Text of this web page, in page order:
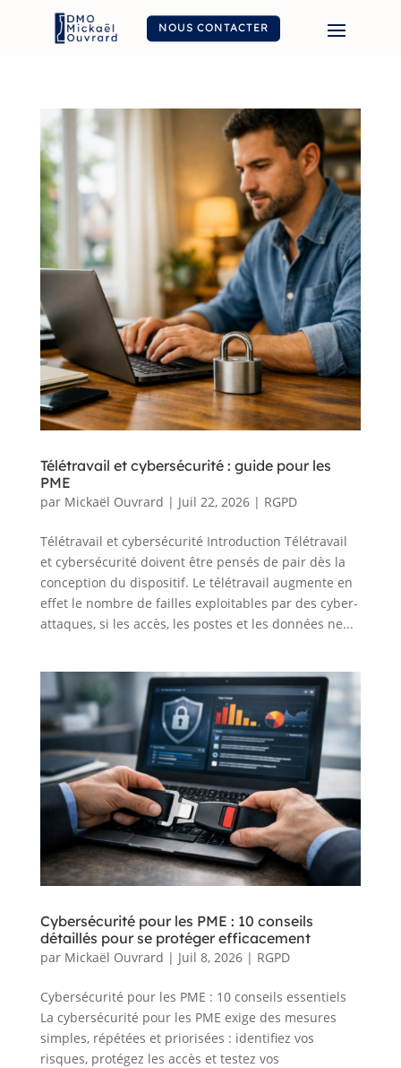
NOUS CONTACTER
Télétravail et cybersécurité : guide pour les
PME
par Mickaël Ouvrard | Juil 22, 2026| RGPD
Télétravail et cybersécurité Introduction Télétravail
et cybersécurité doivent être pensés de pair dès la
conception du dispositif. Le télétravail augmente en
effet le nombre de failles exploitables par des cyber-
attaques, si les accès, les postes et les données ne...
Cybersécurité pour les PME : 10 conseils
détaillés pour se protéger efficacement
par Mickaël Ouvrard | Juil 8, 2026| RGPD
Cybersécurité pour les PME : 10 conseils essentiels
La cybersécurité pour les PME exige des mesures
simples, répétées et priorisées : identifiez vos
risques, protégez les accès et testez vos